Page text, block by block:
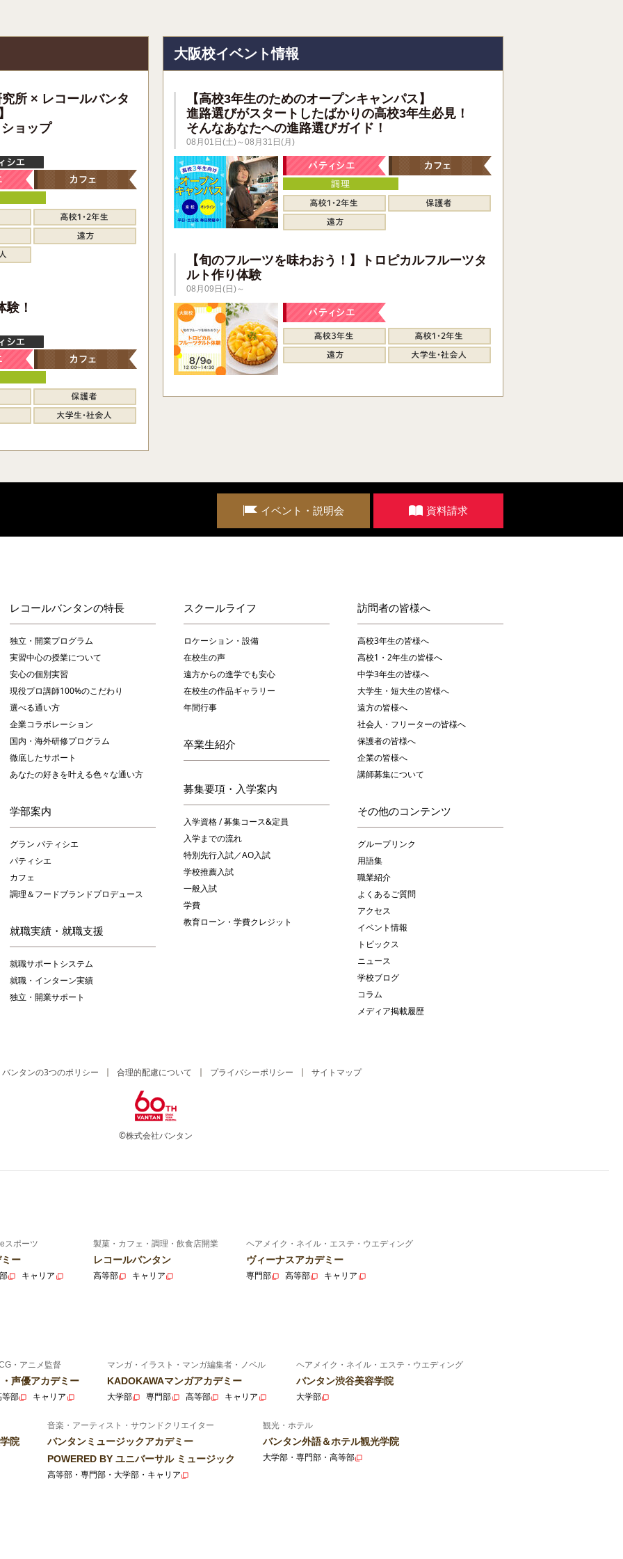
所 × レコールバンタ
ョップ
！
大阪校イベント情報
【高校3年生のためのオープンキャンパス】
進路選びがスタートしたばかりの高校3年生必見！
そんなあなたへの進路選びガイド！
08月01日(土)～08月31日(月)
【旬のフルーツを味わおう！】トロピカルフルーツタ
ルト作り体験
08月09日(日)～
イベント・説明会 資料請求
レコールバンタンの特長
独立・開業プログラム
実習中心の授業について
安心の個別実習
現役プロ講師100%のこだわり
選べる通い方
企業コラボレーション
国内・海外研修プログラム
徹底したサポート
あなたの好きを叶える⾊々な通い⽅
学部案内
グラン パティシエ
パティシエ
カフェ
調理＆フードブランドプロデュース
就職実績・就職支援
就職サポートシステム
就職・インターン実績
独立・開業サポート
スクールライフ
ロケーション・設備
在校生の声
遠方からの進学でも安心
在校生の作品ギャラリー
年間行事
卒業生紹介
募集要項・入学案内
入学資格 / 募集コース&定員
入学までの流れ
特別先行入試／AO入試
学校推薦入試
一般入試
学費
教育ローン・学費クレジット
訪問者の皆様へ
高校3年生の皆様へ
高校1・2年生の皆様へ
中学3年生の皆様へ
大学生・短大生の皆様へ
遠方の皆様へ
社会人・フリーターの皆様へ
保護者の皆様へ
企業の皆様へ
講師募集について
その他のコンテンツ
グループリンク
用語集
職業紹介
よくあるご質問
アクセス
イベント情報
トピックス
ニュース
学校ブログ
コラム
メディア掲載履歴
バンタンの3つのポリシー 合理的配慮について プライバシーポリシー サイトマップ
©株式会社バンタン
スポーツ
ー
キャリア
製菓・カフェ・調理・飲食店開業
レコールバンタン
高等部 キャリア
ヘアメイク・ネイル・エステ・ウエディング
ヴィーナスアカデミー
専門部 高等部 キャリア
・アニメ監督
声優アカデミー
等部 キャリア
マンガ・イラスト・マンガ編集者・ノベル
KADOKAWAマンガアカデミー
大学部 専門部 高等部 キャリア
ヘアメイク・ネイル・エステ・ウエディング
バンタン渋谷美容学院
大学部
院
音楽・アーティスト・サウンドクリエイター
バンタンミュージックアカデミー
POWERED BY ユニバーサル ミュージック
高等部・専門部・大学部・キャリア
観光・ホテル
バンタン外語＆ホテル観光学院
大学部・専門部・高等部